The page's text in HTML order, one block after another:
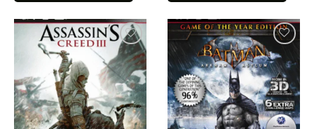
produto
variantes.
As
opções
podem
ser
produto
tem
várias
variantes.
As
opções
podem
ser